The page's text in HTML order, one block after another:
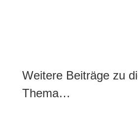
Weitere Beiträge zu
Thema…